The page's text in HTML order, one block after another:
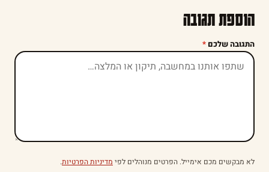
הוספת תגובה
התגובה שלכם *
לא מבקשים מכם אימייל. הפרטים מנוהלים לפי מדיניות הפרטיות.